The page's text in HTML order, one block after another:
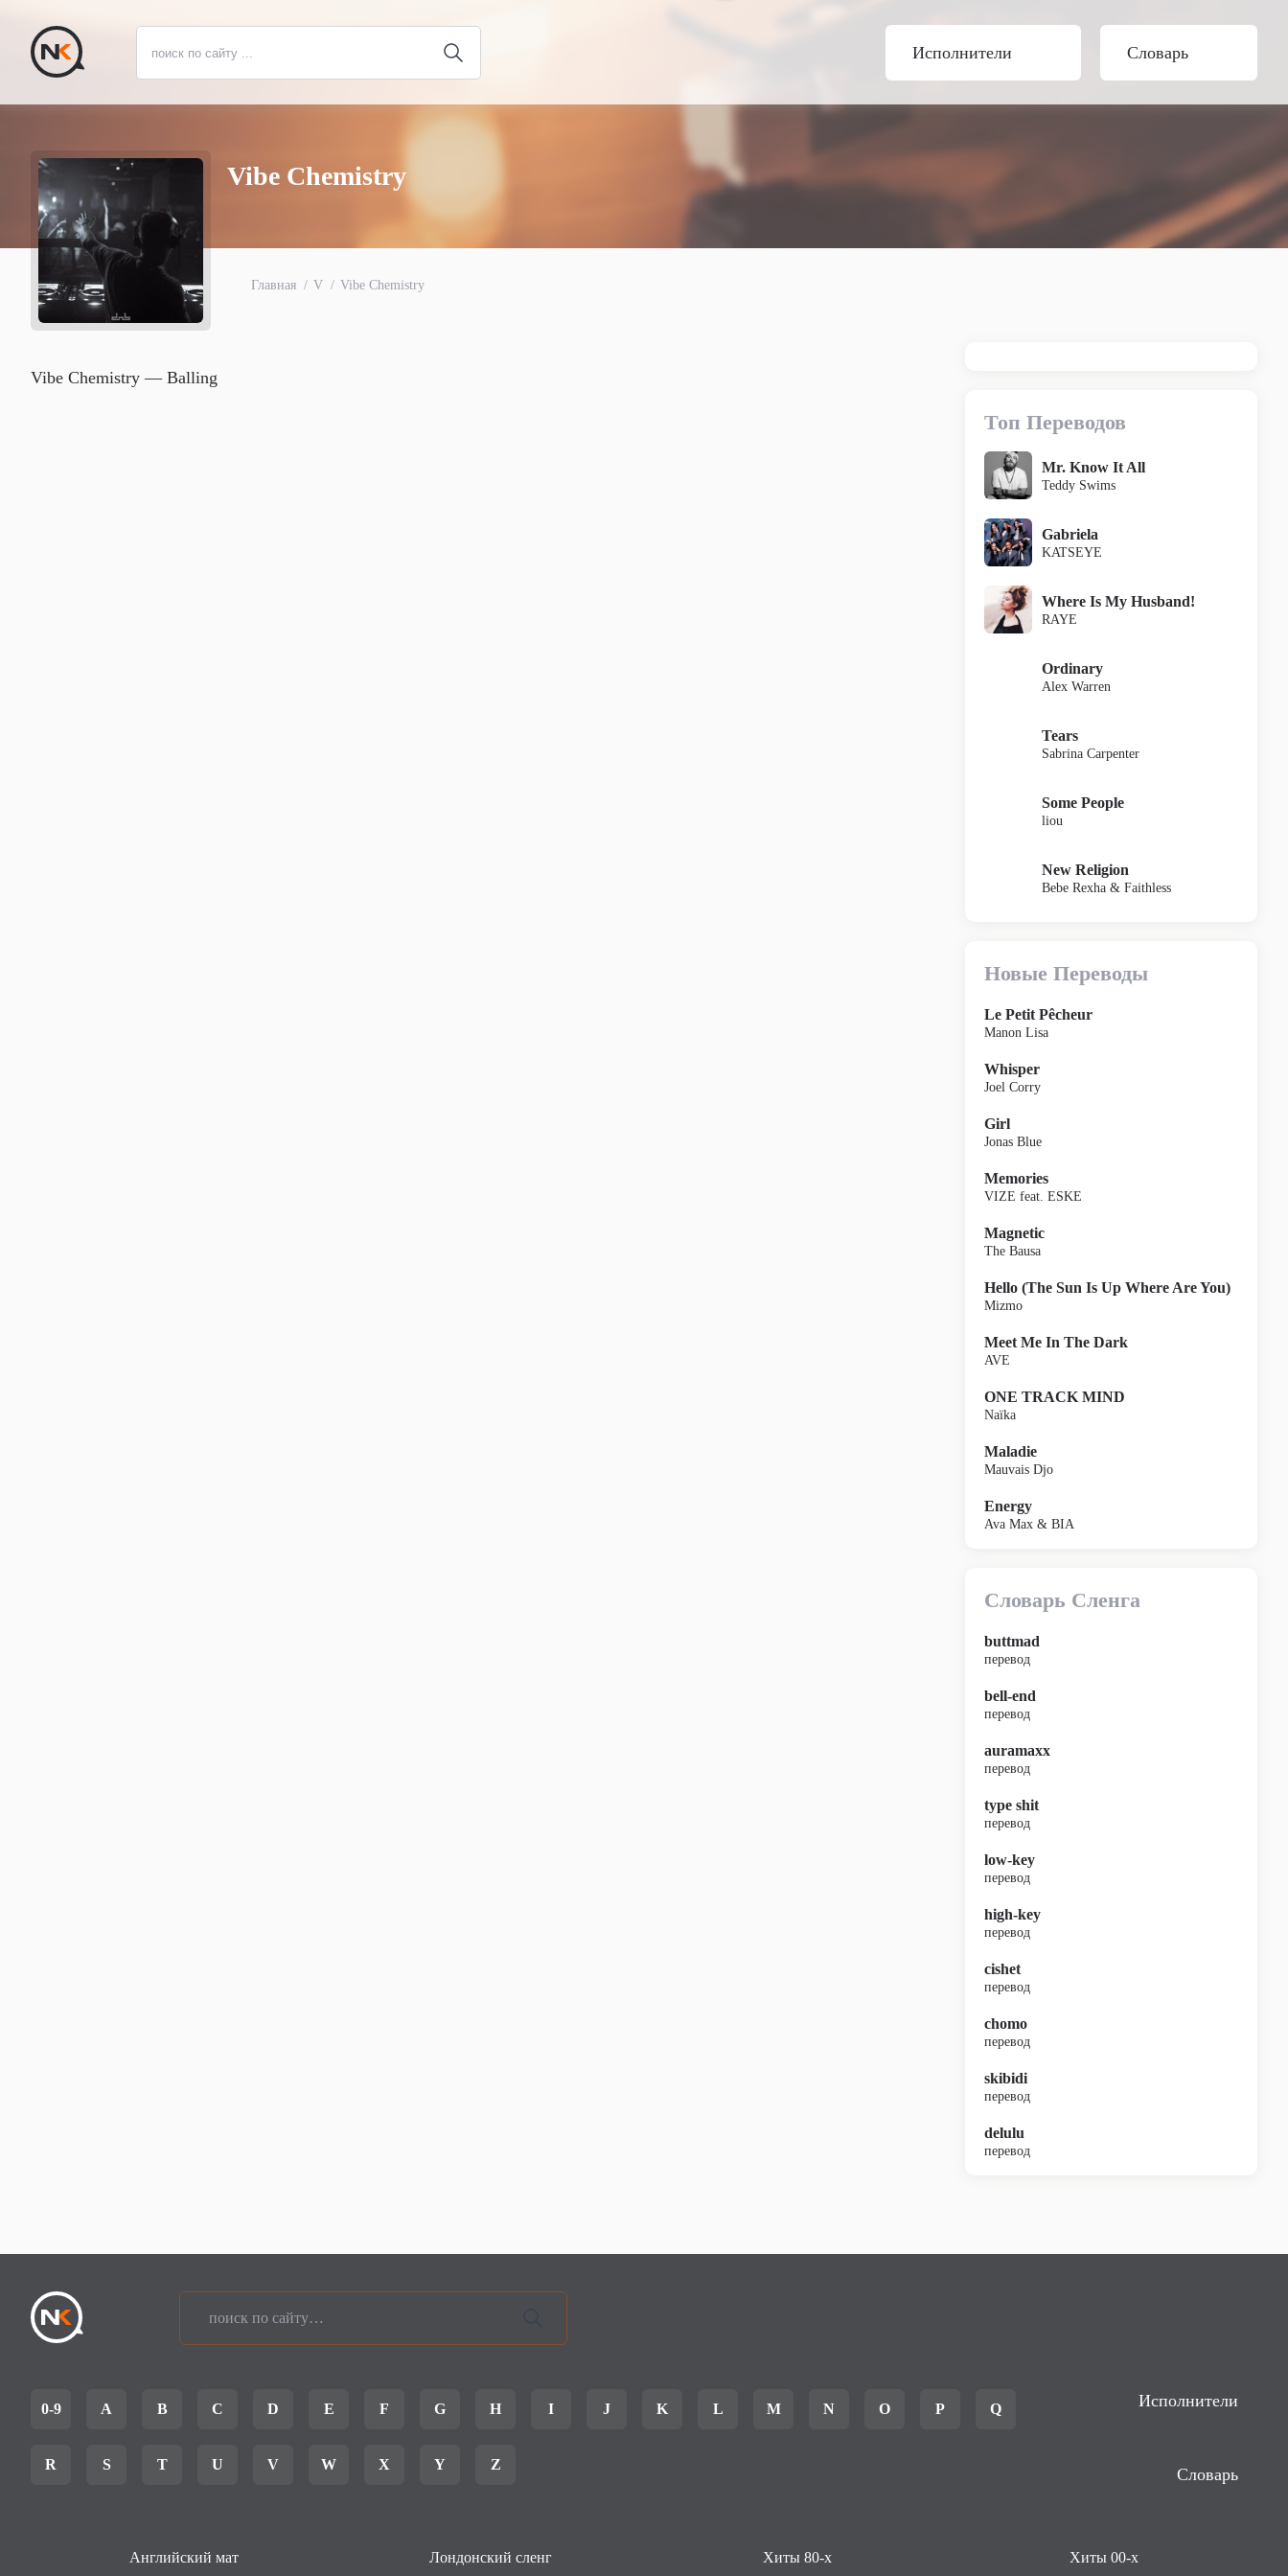
Исполнители Словарь
Vibe Chemistry
Главная V Vibe Chemistry
Vibe Chemistry — Balling
Топ Переводов
Mr. Know It All
Teddy Swims
Gabriela
KATSEYE
Where Is My Husband!
RAYE
Ordinary
Alex Warren
Tears
Sabrina Carpenter
Some People
liou
New Religion
Bebe Rexha & Faithless
Новые Переводы
Le Petit Pêcheur
Manon Lisa
Whisper
Joel Corry
Girl
Jonas Blue
Memories
VIZE feat. ESKE
Magnetic
The Bausa
Hello (The Sun Is Up Where Are You)
Mizmo
Meet Me In The Dark
AVE
ONE TRACK MIND
Naïka
Maladie
Mauvais Djo
Energy
Ava Max & BIA
Словарь Сленга
buttmad
перевод
bell-end
перевод
auramaxx
перевод
type shit
перевод
low-key
перевод
high-key
перевод
cishet
перевод
chomo
перевод
skibidi
перевод
delulu
перевод
0-9 A B C D E F G H I J K L M N O P Q
R S T U V W X Y Z
Исполнители
Словарь
Английский мат Лондонский сленг Хиты 80-х Хиты 00-х